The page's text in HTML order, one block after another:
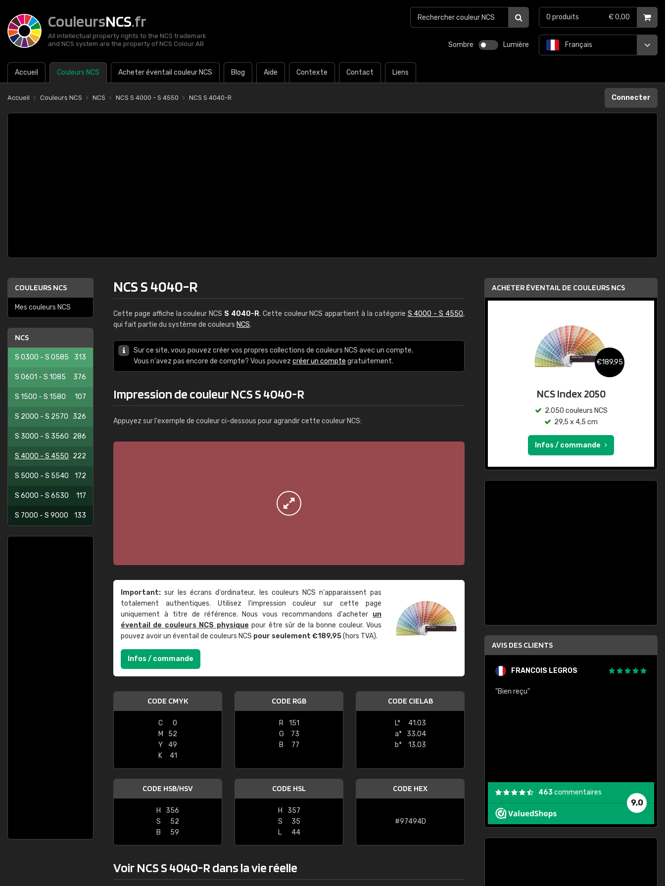
CouleursNCS.fr
All intellectual property rights to the NCS trademark
and NCS system are the property of NCS Colour AB
Sombre Lumière
Accueil Couleurs NCS Acheter éventail couleur NCS Blog Aide Contexte Contact Liens
Français
0 produits € 0,00
Accueil Couleurs NCS NCS NCS S 4000 - S 4550 NCS S 4040-R Connecter
COULEURS NCS
Mes couleurs NCS
NCS
S 0300 - S 0585 313
S 0601 - S 1085 376
S 1500 - S 1580 107
S 2000 - S 2570 326
S 3000 - S 3560 286
S 4000 - S 4550 222
S 5000 - S 5540 172
S 6000 - S 6530 117
S 7000 - S 9000 133
NCS S 4040-R
Cette page affiche la couleur NCS S 4040-R. Cette couleur NCS appartient à la catégorie S 4000 - S 4550,
qui fait partie du système de couleurs NCS.
Sur ce site, vous pouvez créer vos propres collections de couleurs NCS avec un compte.
Vous n'avez pas encore de compte? Vous pouvez créer un compte gratuitement.
Impression de couleur NCS S 4040-R
Appuyez sur l'exemple de couleur ci-dessous pour agrandir cette couleur NCS:
Important: sur les écrans d'ordinateur, les couleurs NCS n'apparaissent pas
totalement authentiques. Utilisez l'impression couleur sur cette page
uniquement à titre de référence. Nous vous recommandons d'acheter un
éventail de couleurs NCS physique pour être sûr de la bonne couleur. Vous
pouvez avoir un éventail de couleurs NCS pour seulement €189,95(hors TVA).
Infos / commande
CODE CMYK
C
0
M
52
Y
49
K
41
CODE RGB
R
151
G
73
B
77
CODE CIELAB
L*
41.03
a*
33.04
b*
13.03
CODE HSB/HSV
H
356
S
52
B
59
CODE HSL
H
357
S
35
L
44
CODE HEX
#97494D
Voir NCS S 4040-R dans la vie réelle
ACHETER ÉVENTAIL DE COULEURS NCS
€189,95
NCS Index 2050
2.050 couleurs NCS
29,5 x 4,5 cm
Infos / commande
AVIS DES CLIENTS
Guillaume Euvrard
"Le site ne permet pas de voir clairement quels
sont les produits disponibles. Il y a plusieurs
palettes de couleurs: Classic, Design, etc. On ne
comprend pas qui est quoi. La livraison s'est
bien passé et le produit reçu me convient."
"J'ai trouvé le RAL précis pour le ton de ma
FRANCOIS LEGROS
"Bien reçu"
9,0
463commentaires